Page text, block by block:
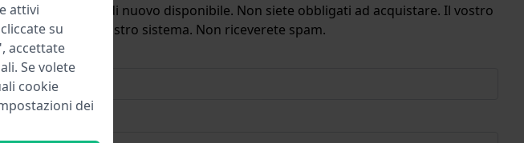
prodotto sarà di nuovo disponibile. Non siete obbligati ad acquistare. Il vostro
dal nostro sistema. Non riceverete spam.
attivi
su
accettate
Se volete
cookie
dei